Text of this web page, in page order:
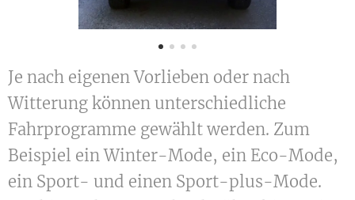
Je nach eigenen Vorlieben oder nach
Witterung können unterschiedliche
Fahrprogramme gewählt werden. Zum
Beispiel ein Winter-Mode, ein Eco-Mode,
ein Sport- und einen Sport-plus-Mode.